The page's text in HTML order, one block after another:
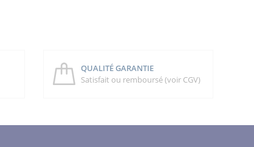
QUALITÉ GARANTIE
Satisfait ou remboursé (voir CGV)